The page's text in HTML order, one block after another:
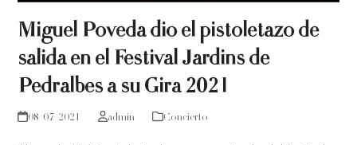
Miguel Poveda dio el pistoletazo de
salida en el Festival Jardins de
Pedralbes a su Gira 2021
08/07/2021 admin Concierto